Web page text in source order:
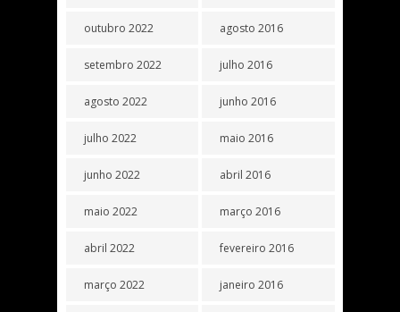
outubro 2022
setembro 2022
agosto 2022
julho 2022
junho 2022
maio 2022
abril 2022
março 2022
agosto 2016
julho 2016
junho 2016
maio 2016
abril 2016
março 2016
fevereiro 2016
janeiro 2016